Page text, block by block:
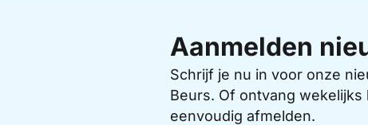
Aanmelden
Schrijf je nu in voor onze
Beurs. Of ontvang
eenvoudig afmelden.